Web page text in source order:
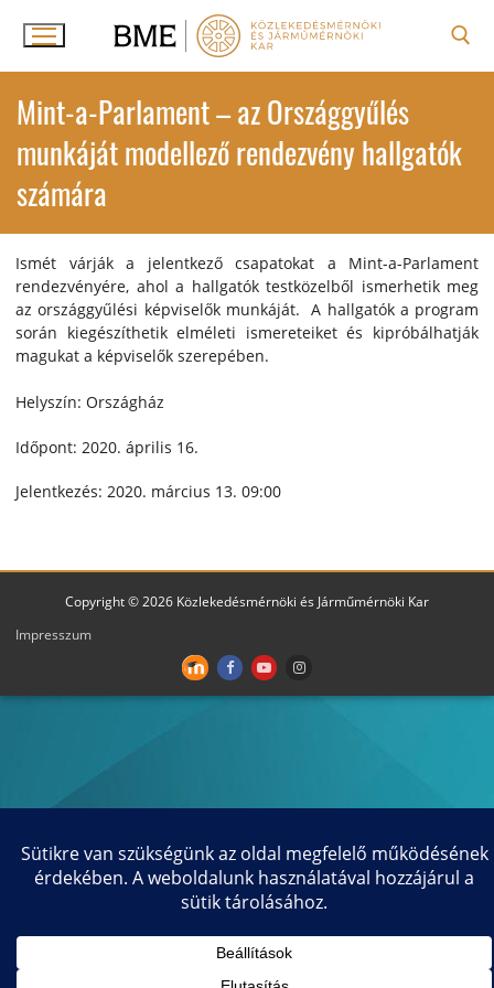
Mint-a-Parlament – az Országgyűlés
munkáját modellező rendezvény hallgatók
számára
Ismét várják a jelentkező csapatokat a Mint-a-Parlament
rendezvényére, ahol a hallgatók testközelből ismerhetik meg
az országgyűlési képviselők munkáját. A hallgatók a program
során kiegészíthetik elméleti ismereteiket és kipróbálhatják
magukat a képviselők szerepében.
Helyszín: Országház
Időpont: 2020. április 16.
Jelentkezés: 2020. március 13. 09:00
Copyright © 2026 Közlekedésmérnöki és Járműmérnöki Kar
Impresszum